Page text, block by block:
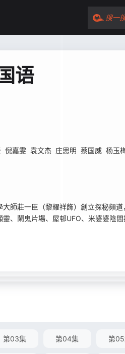
搜一
语
倪嘉雯 袁文杰 庄思明 蔡国威 杨玉
大師莊一臣（黎耀祥飾）創立探秘頻
靈、鬧鬼片場、屋邨UFO、米婆婆陰
第03集 第04集 第